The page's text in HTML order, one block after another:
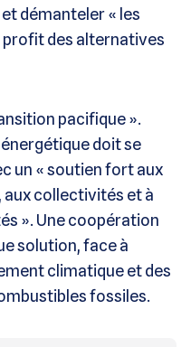
démanteler « les
des alternatives
pacifique ».
doit se
un « soutien fort aux
collectivités et à
». Une coopération
solution, face à
climatique et des
fossiles.